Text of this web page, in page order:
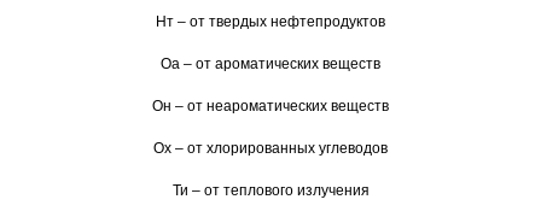
Нт – от твердых нефтепродуктов
Оа – от ароматических веществ
Он – от неароматических веществ
Ох – от хлорированных углеводов
Ти – от теплового излучения